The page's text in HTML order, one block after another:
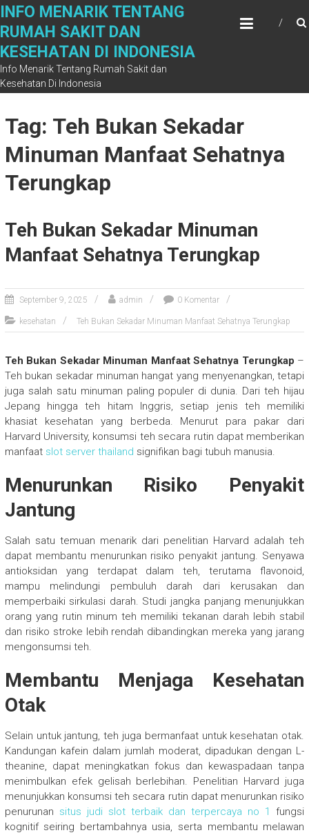
Skip
content
INFO MENARIK TENTANG
RUMAH SAKIT DAN
KESEHATAN DI INDONESIA
Info Menarik Tentang Rumah Sakit dan
Kesehatan Di Indonesia
Tag: Teh Bukan Sekadar
Minuman Manfaat Sehatnya
Terungkap
Teh Bukan Sekadar Minuman
Manfaat Sehatnya Terungkap
September 9, 2025 admin 0 Komentar
kesehatan Teh Bukan Sekadar Minuman Manfaat Sehatnya Terungkap
Teh Bukan Sekadar Minuman Manfaat Sehatnya Terungkap –
Teh bukan sekadar minuman hangat yang menyenangkan, tetapi
juga salah satu minuman paling populer di dunia. Dari teh hijau
Jepang hingga teh hitam Inggris, setiap jenis teh memiliki
khasiat kesehatan yang berbeda. Menurut para pakar dari
Harvard University, konsumsi teh secara rutin dapat memberikan
manfaat slot server thailand signifikan bagi tubuh manusia.
Menurunkan Risiko Penyakit
Jantung
Salah satu temuan menarik dari penelitian Harvard adalah teh
dapat membantu menurunkan risiko penyakit jantung. Senyawa
antioksidan yang terdapat dalam teh, terutama flavonoid,
mampu melindungi pembuluh darah dari kerusakan dan
memperbaiki sirkulasi darah. Studi jangka panjang menunjukkan
orang yang rutin minum teh memiliki tekanan darah lebih stabil
dan risiko stroke lebih rendah dibandingkan mereka yang jarang
mengonsumsi teh.
Membantu Menjaga Kesehatan
Otak
Selain untuk jantung, teh juga bermanfaat untuk kesehatan otak.
Kandungan kafein dalam jumlah moderat, dipadukan dengan L-
theanine, dapat meningkatkan fokus dan kewaspadaan tanpa
menimbulkan efek gelisah berlebihan. Penelitian Harvard juga
menunjukkan konsumsi teh secara rutin dapat menurunkan risiko
penurunan situs judi slot terbaik dan terpercaya no 1
fungsi
kognitif seiring bertambahnya usia, serta membantu melawan